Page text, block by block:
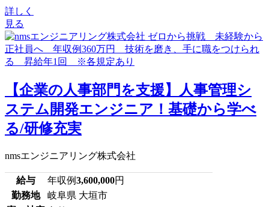
詳しく
見る
【企業の人事部門を支援】人事管理シ
ステム開発エンジニア！基礎から学べ
る/研修充実
nmsエンジニアリング株式会社
給与 年収例3,600,000円
勤務地
岐阜県 大垣市